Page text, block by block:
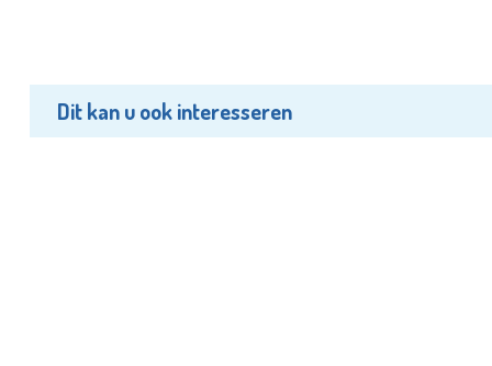
Dit kan u ook interesseren